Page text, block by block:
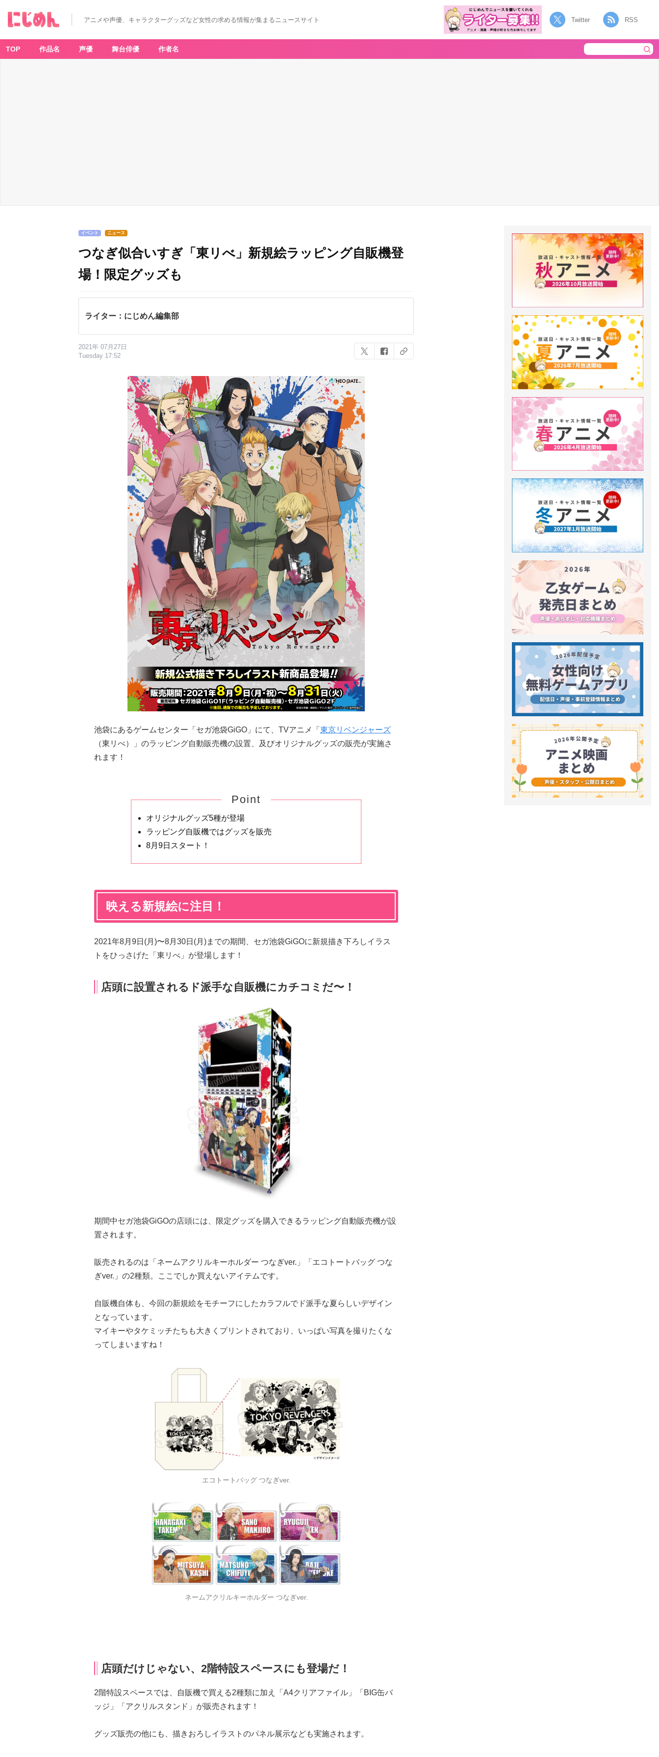
アニメや声優、キャラクターグッズなど女性の求める情報が集まるニュースサイト Twitter RSS
TOP 作品名 声優 舞台俳優 作者名
イベント ニュース
つなぎ似合いすぎ「東リべ」新規絵ラッピング自販機登
場！限定グッズも
ライター：にじめん編集部
2021年 07月27日
Tuesday 17:52
池袋にあるゲームセンター「セガ池袋GiGO」にて、TVアニメ「 東京リベンジャーズ
（東リべ）」のラッピング自動販売機の設置、及びオリジナルグッズの販売が実施さ
れます！
Point
オリジナルグッズ5種が登場
ラッピング自販機ではグッズを販売
8月9日スタート！
映える新規絵に注目！
2021年8月9日(月)〜8月30日(月)までの期間、セガ池袋GiGOに新規描き下ろしイラス
トをひっさげた「東リべ」が登場します！
店頭に設置されるド派手な自販機にカチコミだ〜！
期間中セガ池袋GiGOの店頭には、限定グッズを購入できるラッピング自動販売機が設
置されます。
販売されるのは「ネームアクリルキーホルダー つなぎver.」「エコトートバッグ つな
ぎver.」の2種類。ここでしか買えないアイテムです。
自販機自体も、今回の新規絵をモチーフにしたカラフルでド派手な夏らしいデザイン
となっています。
マイキーやタケミッチたちも大きくプリントされており、いっぱい写真を撮りたくな
ってしまいますね！
エコトートバッグ つなぎver.
ネームアクリルキーホルダー つなぎver.
店頭だけじゃない、2階特設スペースにも登場だ！
2階特設スペースでは、自販機で買える2種類に加え「A4クリアファイル」「BIG缶バ
ッジ」「アクリルスタンド」が販売されます！
グッズ販売の他にも、描きおろしイラストのパネル展示なども実施されます。